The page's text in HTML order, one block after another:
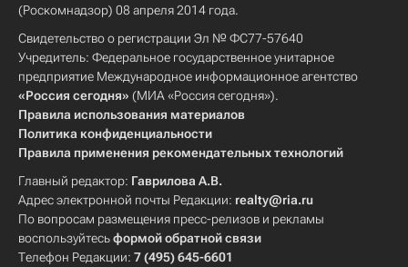
(Роскомнадзор) 08 апреля 2014 года.
Свидетельство о регистрации Эл № ФС77-57640
Учредитель: Федеральное государственное унитарное
предприятие Международное информационное агентство
«Россия сегодня» (МИА «Россия сегодня»).
Правила использования материалов
Политика конфиденциальности
Правила применения рекомендательных технологий
Главный редактор: Гаврилова А.В.
Адрес электронной почты Редакции: realty@ria.ru
По вопросам размещения пресс-релизов и рекламы
воспользуйтесьформой обратной связи
Телефон Редакции: 7 (495) 645-6601